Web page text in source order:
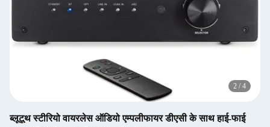
2 / 4
ब्लूटूथ स्टीरियो वायरलेस ऑडियो एम्पलीफायर डीएसी के साथ हाई-फाई